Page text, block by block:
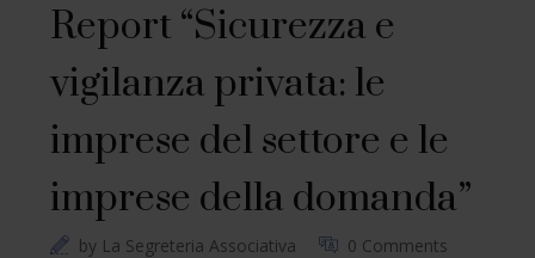
Report “Sicurezza e
vigilanza privata: le
imprese del settore e le
imprese della domanda”
by La Segreteria Associativa 0 Comments